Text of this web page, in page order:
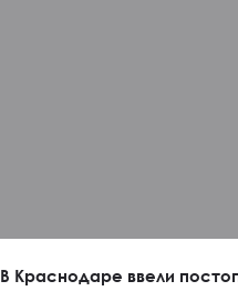
В Краснодаре ввели